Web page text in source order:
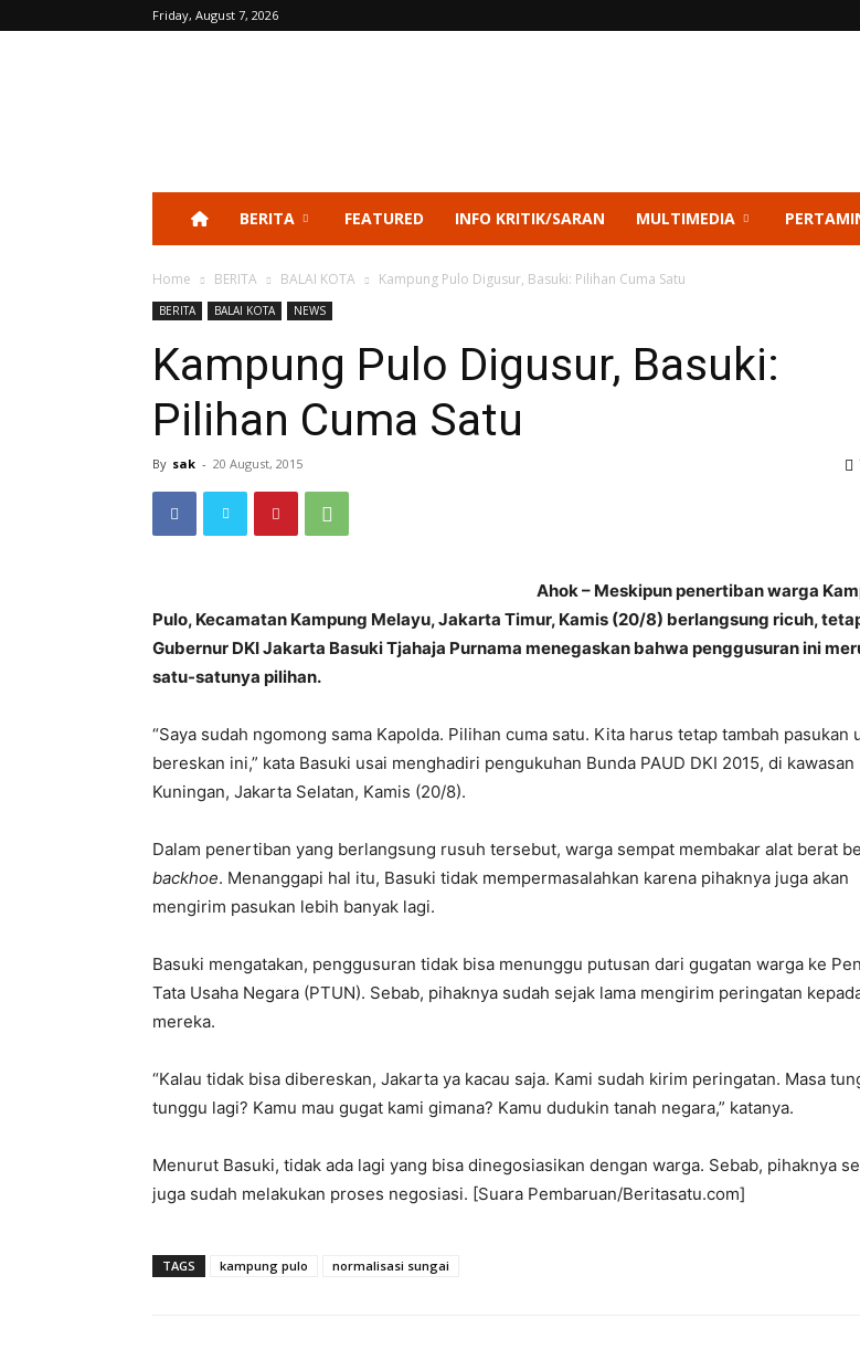
Friday, August 7, 2026
BERITA FEATURED INFO KRITIK/SARAN MULTIMEDIA
Home BERITA BALAI KOTA Kampung Pulo Digusur, Basuki: Pilihan Cuma Satu
BERITA BALAI KOTA NEWS
Kampung Pulo Digusur, Basuki:
Pilihan Cuma Satu
By sak - 20 August, 2015
Ahok – Meskipun penertiban warga
Pulo, Kecamatan Kampung Melayu, Jakarta Timur, Kamis (20/8) berlangsung ricuh,
Gubernur DKI Jakarta Basuki Tjahaja Purnama menegaskan bahwa penggusuran ini
satu-satunya pilihan.
“Saya sudah ngomong sama Kapolda. Pilihan cuma satu. Kita harus tetap tambah pasukan
bereskan ini,” kata Basuki usai menghadiri pengukuhan Bunda PAUD DKI 2015, di kawasan
Kuningan, Jakarta Selatan, Kamis (20/8).
Dalam penertiban yang berlangsung rusuh tersebut, warga sempat membakar alat berat
backhoe. Menanggapi hal itu, Basuki tidak mempermasalahkan karena pihaknya juga akan
mengirim pasukan lebih banyak lagi.
Basuki mengatakan, penggusuran tidak bisa menunggu putusan dari gugatan warga ke
Tata Usaha Negara (PTUN). Sebab, pihaknya sudah sejak lama mengirim peringatan
mereka.
“Kalau tidak bisa dibereskan, Jakarta ya kacau saja. Kami sudah kirim peringatan. Masa
tunggu lagi? Kamu mau gugat kami gimana? Kamu dudukin tanah negara,” katanya.
Menurut Basuki, tidak ada lagi yang bisa dinegosiasikan dengan warga. Sebab, pihaknya
juga sudah melakukan proses negosiasi. [Suara Pembaruan/Beritasatu.com]
TAGS kampung pulo normalisasi sungai